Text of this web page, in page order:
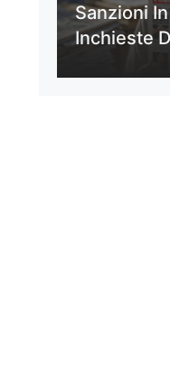
Sanzioni
Inchieste